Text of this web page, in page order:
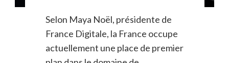
Selon Maya Noël, présidente de
France Digitale, la France occupe
actuellement une place de premier